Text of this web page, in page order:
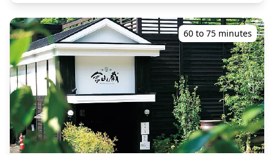
라 및 유노히라 용암 전망대에서 가까운 분화구 연기를 포착하
든 모든 프레임을 지배하는 활화산 사쿠라지마의 경외감을 경
험해 보세요. 사계절의 철쭉과 단풍으로 아름다움이 더해진 센
간엔 정원에서 전통 사무라이 저택 연못이 사쿠라지마를 완벽
하게 담아내는 차경 구도를 감상해 보세요. 사진 촬영 세션은
가고시마 어디에서나 가능하며 최대 3일 전까지 예약할 수 있
습니다. 영어/일본어 가능 사진작가를 섭외해 드립니다. 원본
100장 이상의 사진 파일은 일주일 이내에 전달되며, 마음에 드
는 사진 10장을 선택하여 다시 전달받을 수 있습니다. 특정 분
위기를 연출하기 위해 보정이 이루어지며, 원하는 경우 분위기
와 색상을 조정할 수 있습니다. 저희 사진 서비스를 통해 가고
시마의 강력한 화산 풍경과 세련된 문화유산 속에서 특별한 순
60 to 75 minutes